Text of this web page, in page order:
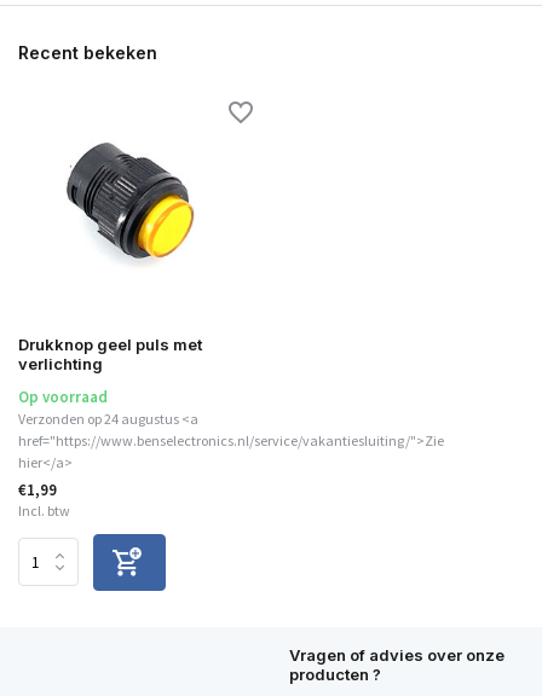
Recent bekeken
Drukknop geel puls met
verlichting
Op voorraad
Verzonden op 24 augustus <a
href="https://www.benselectronics.nl/service/vakantiesluiting/">Zie
hier</a>
€1,99
Incl. btw
Vragen of advies over onze
producten ?